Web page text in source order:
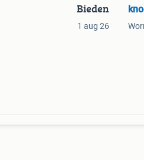
Bieden
1 aug 26